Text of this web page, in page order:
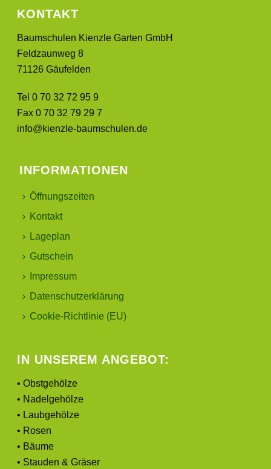
KONTAKT
Baumschulen Kienzle Garten GmbH
Feldzaunweg 8
71126 Gäufelden
Tel 0 70 32 72 95 9
Fax 0 70 32 79 29 7
info@kienzle-baumschulen.de
INFORMATIONEN
Öffnungszeiten
Kontakt
Lageplan
Gutschein
Impressum
Datenschutzerklärung
Cookie-Richtlinie (EU)
IN UNSEREM ANGEBOT:
• Obstgehölze
• Nadelgehölze
• Laubgehölze
• Rosen
• Bäume
• Stauden & Gräser